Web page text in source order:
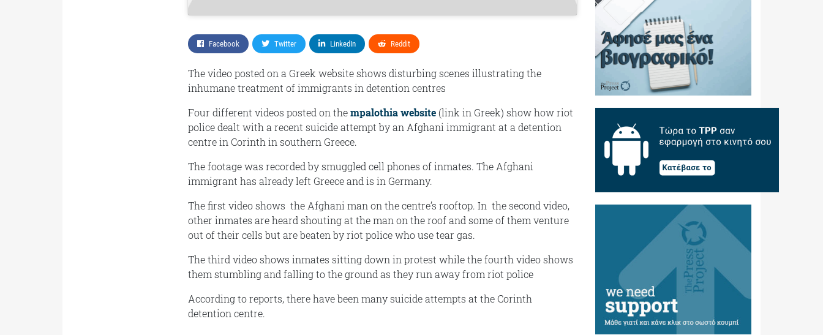
Facebook Twitter LinkedIn Reddit
The video posted on a Greek website shows disturbing scenes illustrating the
inhumane treatment of immigrants in detention centres
Four different videos posted on thempalothia website (link in Greek) show how riot
police dealt with a recent suicide attempt by an Afghani immigrant at a detention
centre in Corinth in southern Greece.
The footage was recorded by smuggled cell phones of inmates. The Afghani
immigrant has already left Greece and is in Germany.
The first video shows the Afghani man on the centre’s rooftop. In the second video,
other inmates are heard shouting at the man on the roof and some of them venture
out of their cells but are beaten by riot police who use tear gas.
The third video shows inmates sitting down in protest while the fourth video shows
them stumbling and falling to the ground as they run away from riot police
According to reports, there have been many suicide attempts at the Corinth
detention centre.